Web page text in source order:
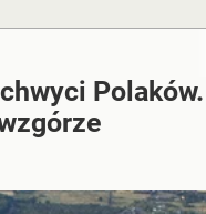
Polaków.